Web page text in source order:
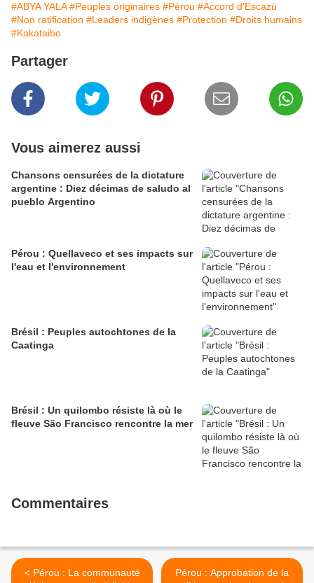
#ABYA YALA #Peuples originaires #Pérou #Accord d'Escazú
#Non ratification #Leaders indigènes #Protection #Droits humains
#Kakataibo
Partager
Vous aimerez aussi
Chansons censurées de la dictature
argentine : Diez décimas de saludo al
pueblo Argentino
Pérou : Quellaveco et ses impacts sur
l'eau et l'environnement
Brésil : Peuples autochtones de la
Caatinga
Brésil : Un quilombo résiste là où le
fleuve São Francisco rencontre la mer
Commentaires
< Pérou : La communauté
Pérou : Approbation de la